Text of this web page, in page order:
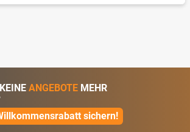
ANGEBOTE MEHR
sichern!